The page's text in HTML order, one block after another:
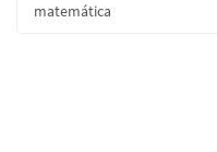
matemática